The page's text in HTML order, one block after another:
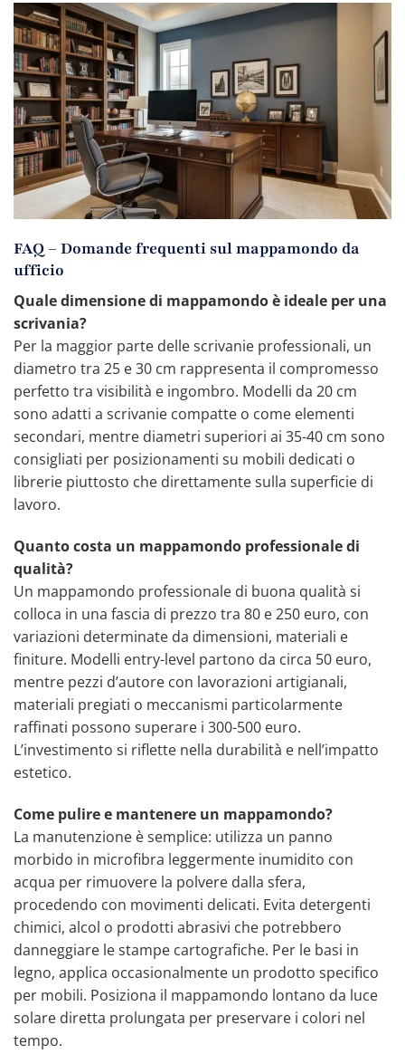
FAQ – Domande frequenti sul mappamondo da
ufficio
Quale dimensione di mappamondo è ideale per una
scrivania?
Per la maggior parte delle scrivanie professionali, un
diametro tra 25 e 30 cm rappresenta il compromesso
perfetto tra visibilità e ingombro. Modelli da 20 cm
sono adatti a scrivanie compatte o come elementi
secondari, mentre diametri superiori ai 35-40 cm sono
consigliati per posizionamenti su mobili dedicati o
librerie piuttosto che direttamente sulla superficie di
lavoro.
Quanto costa un mappamondo professionale di
qualità?
Un mappamondo professionale di buona qualità si
colloca in una fascia di prezzo tra 80 e 250 euro, con
variazioni determinate da dimensioni, materiali e
finiture. Modelli entry-level partono da circa 50 euro,
mentre pezzi d’autore con lavorazioni artigianali,
materiali pregiati o meccanismi particolarmente
raffinati possono superare i 300-500 euro.
L’investimento si riflette nella durabilità e nell’impatto
estetico.
Come pulire e mantenere un mappamondo?
La manutenzione è semplice: utilizza un panno
morbido in microfibra leggermente inumidito con
acqua per rimuovere la polvere dalla sfera,
procedendo con movimenti delicati. Evita detergenti
chimici, alcol o prodotti abrasivi che potrebbero
danneggiare le stampe cartografiche. Per le basi in
legno, applica occasionalmente un prodotto specifico
per mobili. Posiziona il mappamondo lontano da luce
solare diretta prolungata per preservare i colori nel
tempo.